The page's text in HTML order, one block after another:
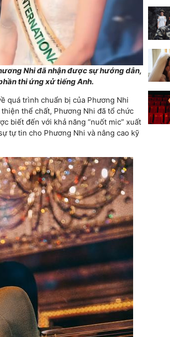
Nhi đã nhận được sự hướng dẫn,
thi ứng xử tiếng Anh.
quá trình chuẩn bị của Phương Nhi
thể chất, Phương Nhi đã tổ chức
biết đến với khả năng “nuốt mic” xuất
tự tin cho Phương Nhi và nâng cao kỹ